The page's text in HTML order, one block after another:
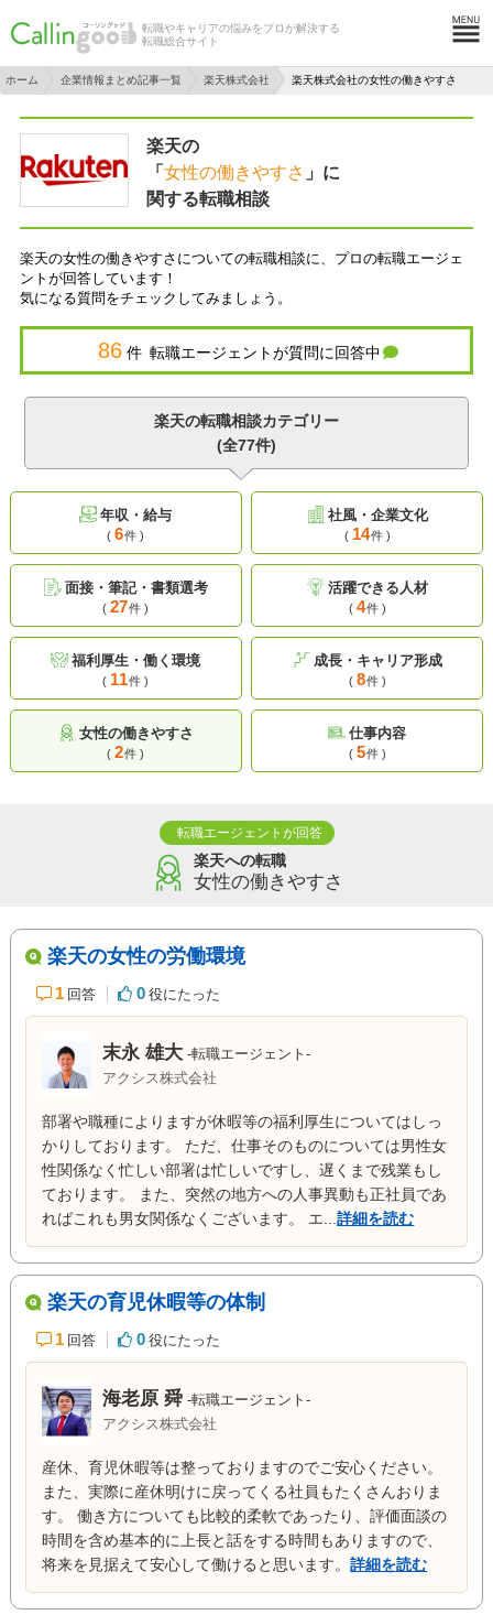
転職やキャリアの悩みをプロが解決する
転職総合サイト
ホーム 企業情報まとめ記事一覧 楽天株式会社 楽天株式会社の女性の働きやすさ
楽天の
「 女性の働きやすさ 」に
関する転職相談
楽天の女性の働きやすさについての転職相談に、プロの転職エージェ
ントが回答しています！
気になる質問をチェックしてみましょう。
86 件 転職エージェントが質問に回答中
楽天の転職相談カテゴリー
(全77件)
年収・給与
(6件 )
社風・企業文化
( 14件 )
面接・筆記・書類選考
(27件 )
活躍できる人材
( 4件 )
福利厚生・働く環境
( 11件 )
成長・キャリア形成
( 8件 )
女性の働きやすさ
(2件 )
仕事内容
( 5件 )
転職エージェントが回答
楽天への転職
女性の働きやすさ
楽天の女性の労働環境
1 回答 0 役にたった
末永 雄大 -転職エージェント-
アクシス株式会社
部署や職種によりますが休暇等の福利厚生についてはしっ
かりしております。 ただ、仕事そのものについては男性女
性関係なく忙しい部署は忙しいですし、遅くまで残業もし
ております。 また、突然の地方への人事異動も正社員であ
ればこれも男女関係なくございます。 エ...詳細を読む
楽天の育児休暇等の体制
1 回答 0 役にたった
海老原 舜 -転職エージェント-
アクシス株式会社
産休、育児休暇等は整っておりますのでご安心ください。
また、実際に産休明けに戻ってくる社員もたくさんおりま
す。 働き方についても比較的柔軟であったり、評価面談の
時間を含め基本的に上長と話をする時間もありますので、
将来を見据えて安心して働けると思います。詳細を読む